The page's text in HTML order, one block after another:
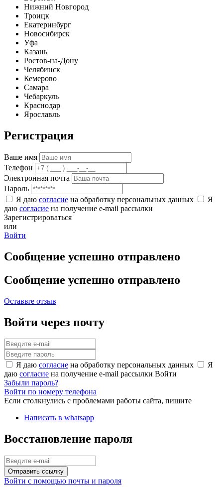
Нижний Новгород
Троицк
Екатеринбург
Новосибирск
Уфа
Казань
Ростов-на-Дону
Челябинск
Кемерово
Самара
Чебаркуль
Краснодар
Ярославль
Регистрация
Ваше имя
Телефон
Электронная почта
Пароль
Я даю согласие на обработку персональных данных
Я
даю согласие на получение e-mail рассылки
Зарегистрироваться
или
Войти
Сообщение успешно отправлено
Сообщение успешно отправлено
Оставьте отзыв
Войти через почту
Я даю согласие на обработку персональных данных
Я
даю согласие на получение e-mail рассылки Войти
Забыли пароль?
Войти по номеру телефона
Если столкнулись с проблемами работы сайта, пишите
Написать в whatsapp
Восстановление пароля
Отправить ссылку
Войти с помощью почты и пароля